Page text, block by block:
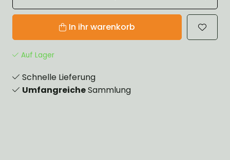
In ihr warenkorb
Auf Lager
Schnelle Lieferung
UmfangreicheSammlung